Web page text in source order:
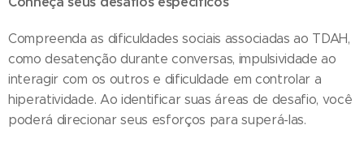
Compreenda as dificuldades sociais associadas ao TDAH,
como desatenção durante conversas, impulsividade ao
interagir com os outros e dificuldade em controlar a
hiperatividade. Ao identificar suas áreas de desafio, você
poderá direcionar seus esforços para superá-las.